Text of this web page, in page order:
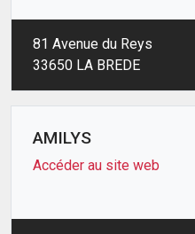
81 Avenue du Reys
33650 LA BREDE
AMILYS
Accéder au site web